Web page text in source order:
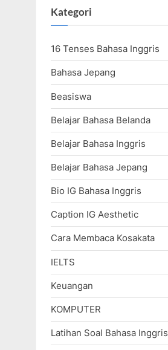
Kategori
16 Tenses Bahasa Inggris
Bahasa Jepang
Beasiswa
Belajar Bahasa Belanda
Belajar Bahasa Inggris
Belajar Bahasa Jepang
Bio IG Bahasa Inggris
Caption IG Aesthetic
Cara Membaca Kosakata
IELTS
Keuangan
KOMPUTER
Latihan Soal Bahasa Inggris